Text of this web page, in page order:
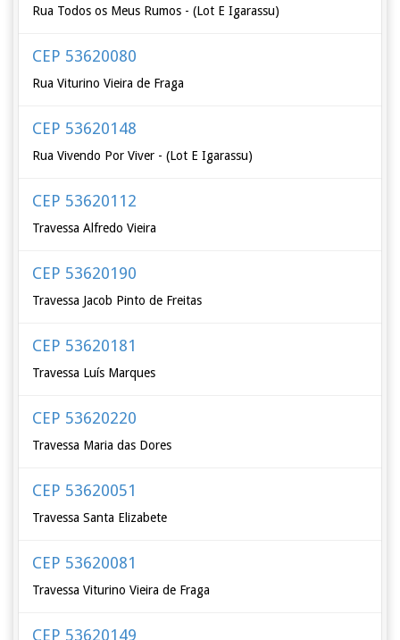
Rua Todos os Meus Rumos - (Lot E Igarassu)
CEP 53620080
Rua Viturino Vieira de Fraga
CEP 53620148
Rua Vivendo Por Viver - (Lot E Igarassu)
CEP 53620112
Travessa Alfredo Vieira
CEP 53620190
Travessa Jacob Pinto de Freitas
CEP 53620181
Travessa Luís Marques
CEP 53620220
Travessa Maria das Dores
CEP 53620051
Travessa Santa Elizabete
CEP 53620081
Travessa Viturino Vieira de Fraga
CEP 53620149